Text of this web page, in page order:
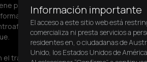
permitido usar los servicios de IUX
no está destinada a
Cuba, República
trading ofrecidos en los sitios web de
Información importante
El acceso a este sitio web está
comercializa ni presta servicios a
residentes en, o ciudadanas de
Unido, los Estados Unidos de